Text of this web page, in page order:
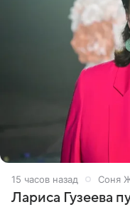
15 часов назад Соня
Лариса Гузеева